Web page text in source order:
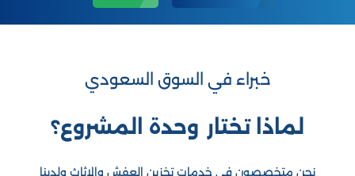
خبراء في السوق السعودي
لماذا تختار وحدة المشروع؟
نحن متخصصون في خدمات تخزين العفش والاثاث ولدينا